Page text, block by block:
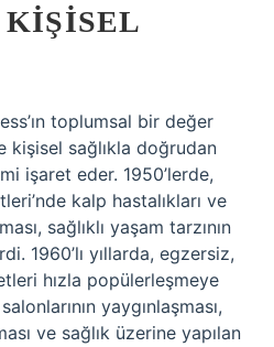
KIŞISEL
toplumsal bir değer
kişisel sağlıkla doğrudan
işaret eder. 1950’lerde,
kalp hastalıkları ve
sağlıklı yaşam tarzının
1960’lı yıllarda, egzersiz,
hızla popülerleşmeye
yaygınlaşması,
ve sağlık üzerine yapılan